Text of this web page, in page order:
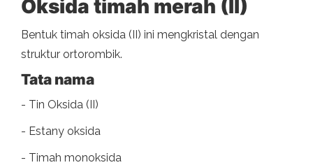
Oksida timah merah (II)
Bentuk timah oksida (II) ini mengkristal dengan
struktur ortorombik.
Tata nama
- Tin Oksida (II)
- Estany oksida
- Timah monoksida